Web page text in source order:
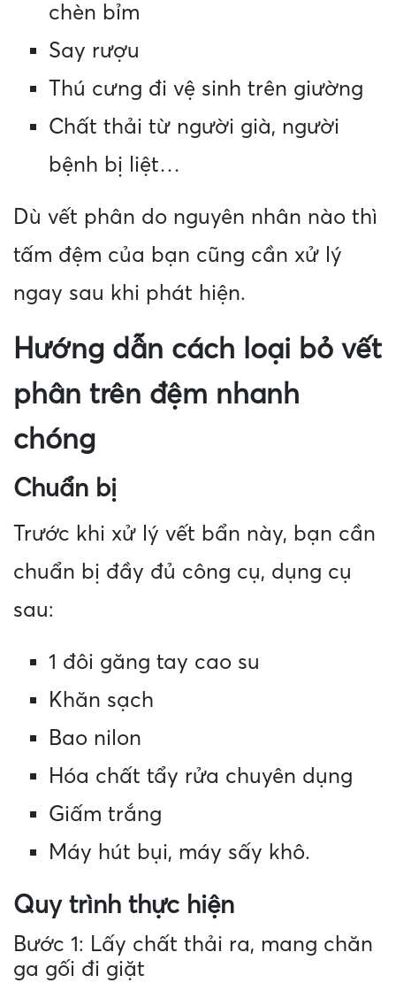
chèn bỉm
Say rượu
Thú cưng đi vệ sinh trên giường
Chất thải từ người già, người
bệnh bị liệt…
Dù vết phân do nguyên nhân nào thì
tấm đệm của bạn cũng cần xử lý
ngay sau khi phát hiện.
Hướng dẫn cách loại bỏ vết
phân trên đệm nhanh
chóng
Chuẩn bị
Trước khi xử lý vết bẩn này, bạn cần
chuẩn bị đầy đủ công cụ, dụng cụ
sau:
1 đôi găng tay cao su
Khăn sạch
Bao nilon
Hóa chất tẩy rửa chuyên dụng
Giấm trắng
Máy hút bụi, máy sấy khô.
Quy trình thực hiện
Bước 1: Lấy chất thải ra, mang chăn
ga gối đi giặt